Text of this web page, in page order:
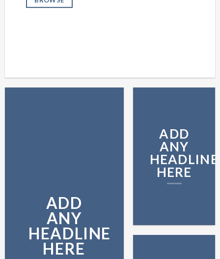
ADD
ANY
HEADLINE
HERE
ADD
ANY
HEADLINE
HERE